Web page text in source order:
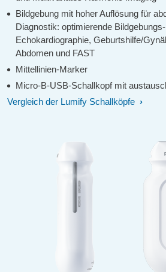
Bildgebung mit hoher Auflösung für
Diagnostik: optimierende
Echokardiographie, Geburtshilfe/
Abdomen und FAST
Mittellinien-Marker
Micro-B-USB-Schallkopf mit
Vergleich der Lumify Schallköpfe